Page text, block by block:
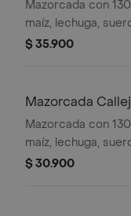
Mazorcada con
maíz, lechuga,
costeño, salsa
$ 35.900
Mazorcada
Mazorcada con
maíz, lechuga,
costeño, salsa
$ 30.900